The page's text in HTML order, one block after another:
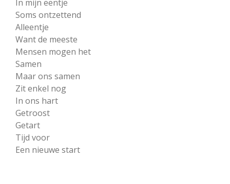
In mijn eentje
Soms ontzettend
Alleentje
Want de meeste
Mensen mogen het
Samen
Maar ons samen
Zit enkel nog
In ons hart
Getroost
Getart
Tijd voor
Een nieuwe start